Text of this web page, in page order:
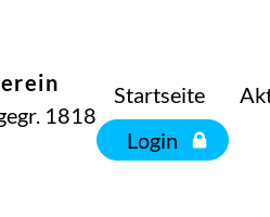
1818
Startseite
Login